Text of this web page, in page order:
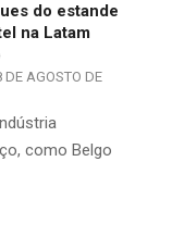
do estande
na Latam
DE AGOSTO DE
como Belgo